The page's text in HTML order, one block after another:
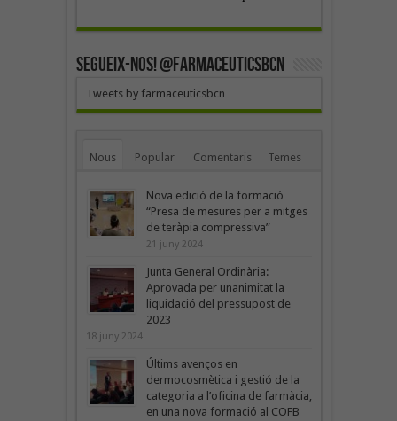
SEGUEIX-NOS! @farmaceuticsbcn
Tweets by farmaceuticsbcn
Nous Popular Comentaris Temes
Nova edició de la formació
“Presa de mesures per a mitges
de teràpia compressiva”
21 juny 2024
Junta General Ordinària:
Aprovada per unanimitat la
liquidació del pressupost de
2023
18 juny 2024
Últims avenços en
dermocosmètica i gestió de la
categoria a l’oficina de farmàcia,
en una nova formació al COFB